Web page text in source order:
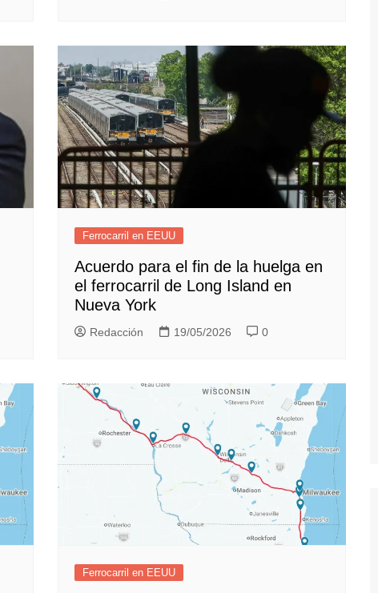
Ferrocarril en EEUU
Acuerdo para el fin de la huelga en
el ferrocarril de Long Island en
Nueva York
Redacción 19/05/2026 0
Ferrocarril en EEUU